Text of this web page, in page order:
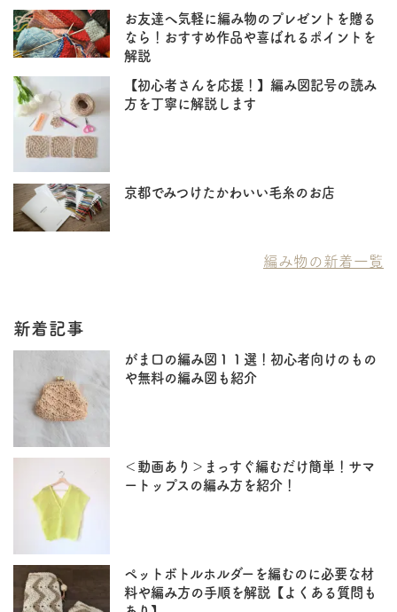
お友達へ気軽に編み物のプレゼントを贈る
なら！おすすめ作品や喜ばれるポイントを
解説
【初心者さんを応援！】編み図記号の読み
方を丁寧に解説します
京都でみつけたかわいい毛糸のお店
編み物の新着一覧
新着記事
がま口の編み図１１選！初心者向けのもの
や無料の編み図も紹介
＜動画あり＞まっすぐ編むだけ簡単！サマ
ートップスの編み方を紹介！
ペットボトルホルダーを編むのに必要な材
料や編み方の手順を解説【よくある質問も